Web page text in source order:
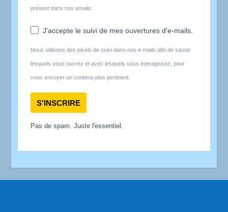
présent dans nos emails.
J'accepte le suivi de mes ouvertures d'e-mails.
Nous utilisons des pixels de suivi dans nos e-mails afin de savoir
lesquels vous ouvrez et avec lesquels vous interagissez, pour
vous envoyer un contenu plus pertinent.
S'INSCRIRE
Pas de spam. Juste l'essentiel.